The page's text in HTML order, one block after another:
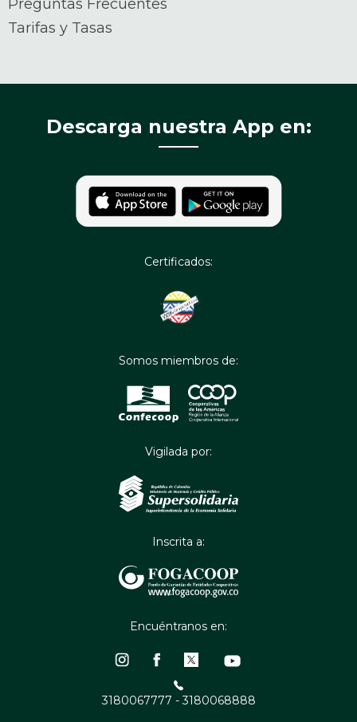
Preguntas Frecuentes
Tarifas y Tasas
Descarga nuestra App en:
Certificados:
Somos miembros de:
Vigilada por:
Inscrita a:
Encuéntranos en:
3180067777 - 3180068888